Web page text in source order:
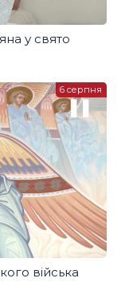
у свято
війська
6 серпня